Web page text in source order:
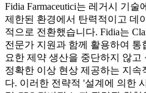
Fidia Farmaceutici는 레거시 기술
제한된 환경에서 탄력적이고 데
적으로 전환했습니다. Fidia는
전문가 지원과 함께 활용하여
요한 제약 생산을 중단하지 않
정확한 이상 현상 제공하는 지속
다. 이러한 전략적 '설계에 의한